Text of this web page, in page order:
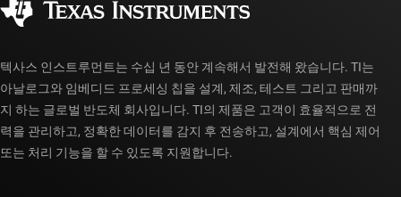
myTI 계정 FAQ
텍사스 인스트루먼트는 수십 년 동안 계속해서 발전해 왔습니다. TI는
아날로그와 임베디드 프로세싱 칩을 설계, 제조, 테스트 그리고 판매까
지 하는 글로벌 반도체 회사입니다. TI의 제품은 고객이 효율적으로 전
력을 관리하고, 정확한 데이터를 감지 후 전송하고, 설계에서 핵심 제어
또는 처리 기능을 할 수 있도록 지원합니다.